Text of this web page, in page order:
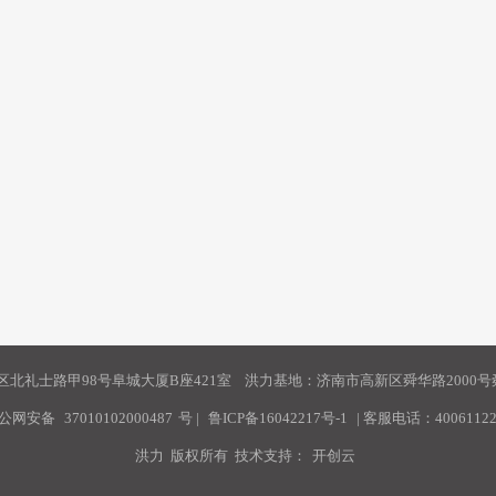
北礼士路甲98号阜城大厦B座421室 洪力基地：济南市高新区舜华路2000号
网安备 37010102000487 号 | 鲁ICP备16042217号-1 | 客服电话：
洪力 版权所有 技术支持： 开创云